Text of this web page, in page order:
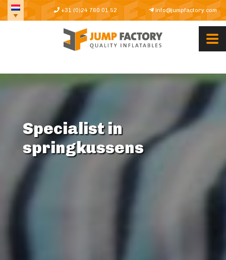
+31 (0)24 760 01 52 info@jumpfactory.com
Specialist in
springkussens